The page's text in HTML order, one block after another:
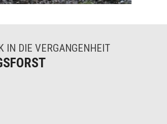
IN DIE VERGANGENHEIT